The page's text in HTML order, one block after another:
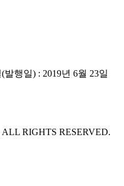
행일) : 2019년 6월 23일
RIGHTS RESERVED.